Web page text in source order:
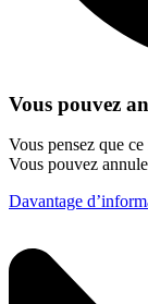
Vous pouvez
Vous pensez que
Vous pouvez
Davantage